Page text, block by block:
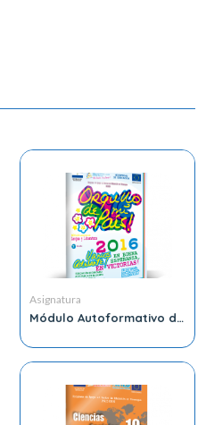
Asignatura
Módulo Autoformativo de
Grado